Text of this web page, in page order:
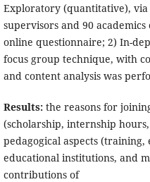
Exploratory (quantitative),
supervisors and 90
online questionnaire; 2) In-
focus group technique, with
and content analysis was
Results:the reasons for
(scholarship, internship
pedagogical aspects
educational institutions, and
contributions of